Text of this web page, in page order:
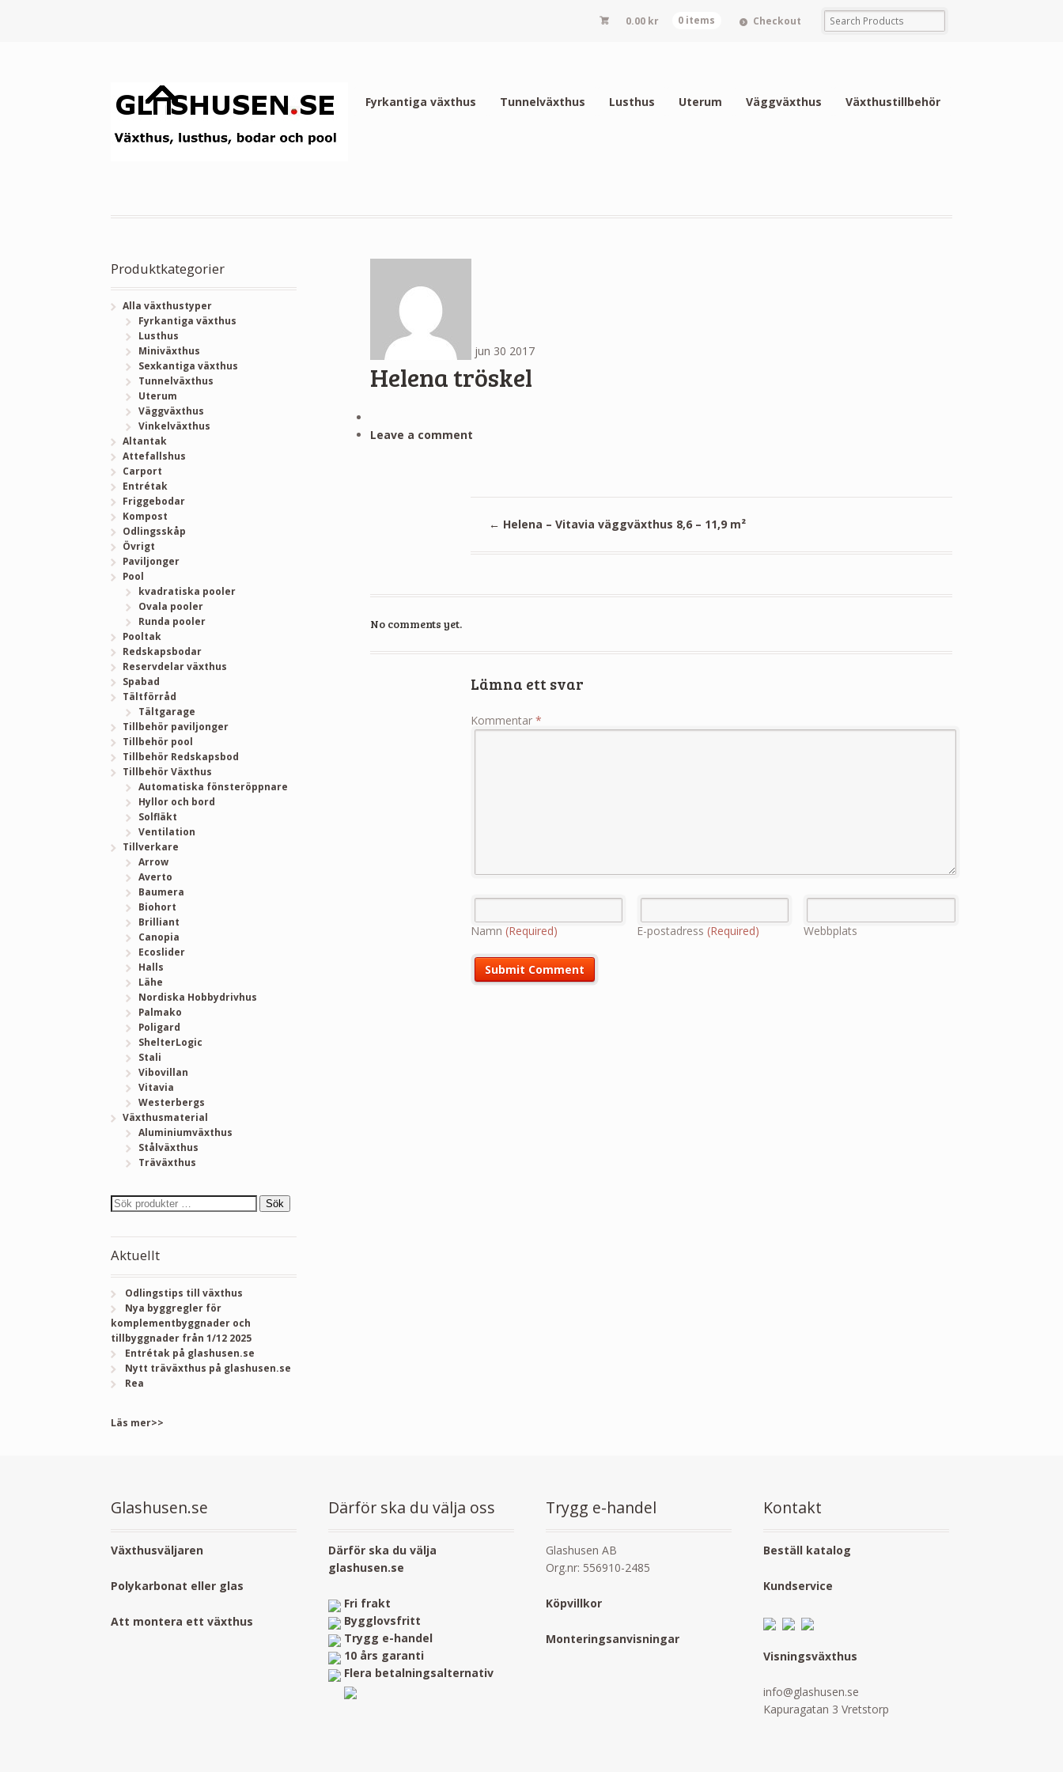
0.00 kr 0 items Checkout
Fyrkantiga växthus Tunnelväxthus Lusthus Uterum Väggväxthus Växthustillbehör
jun 30 2017
Helena tröskel
Leave a comment
← Helena – Vitavia väggväxthus 8,6 – 11,9 m²
No comments yet.
Lämna ett svar
Kommentar*
Namn(Required) E-postadress(Required) Webbplats
Produktkategorier
Alla växthustyper
Fyrkantiga växthus
Lusthus
Miniväxthus
Sexkantiga växthus
Tunnelväxthus
Uterum
Väggväxthus
Vinkelväxthus
Altantak
Attefallshus
Carport
Entrétak
Friggebodar
Kompost
Odlingsskåp
Övrigt
Paviljonger
Pool
kvadratiska pooler
Ovala pooler
Runda pooler
Pooltak
Redskapsbodar
Reservdelar växthus
Spabad
Tältförråd
Tältgarage
Tillbehör paviljonger
Tillbehör pool
Tillbehör Redskapsbod
Tillbehör Växthus
Automatiska fönsteröppnare
Hyllor och bord
Solfläkt
Ventilation
Tillverkare
Arrow
Averto
Baumera
Biohort
Brilliant
Canopia
Ecoslider
Halls
Lähe
Nordiska Hobbydrivhus
Palmako
Poligard
ShelterLogic
Stali
Vibovillan
Vitavia
Westerbergs
Växthusmaterial
Aluminiumväxthus
Stålväxthus
Träväxthus
Sök
Aktuellt
Odlingstips till växthus
Nya byggregler för
komplementbyggnader och
tillbyggnader från 1/12 2025
Entrétak på glashusen.se
Nytt träväxthus på glashusen.se
Rea
Läs mer>>
Glashusen.se
Växthusväljaren
Polykarbonat eller glas
Att montera ett växthus
Därför ska du välja oss
Därför ska du välja
glashusen.se
Fri frakt
Bygglovsfritt
Trygg e-handel
10 års garanti
Flera betalningsalternativ
Trygg e-handel
Glashusen AB
Org.nr: 556910-2485
Köpvillkor
Monteringsanvisningar
Kontakt
Beställ katalog
Kundservice
Visningsväxthus
info@glashusen.se
Kapuragatan 3 Vretstorp